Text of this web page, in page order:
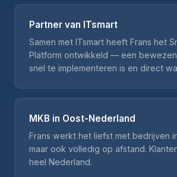
Partner van ITsmart
Samen met ITsmart heeft Frans het
Platform ontwikkeld — een
snel te implementeren is en direct
MKB in Oost-Nederland
Frans werkt het liefst met bedrijven
maar ook volledig op afstand.
heel Nederland.